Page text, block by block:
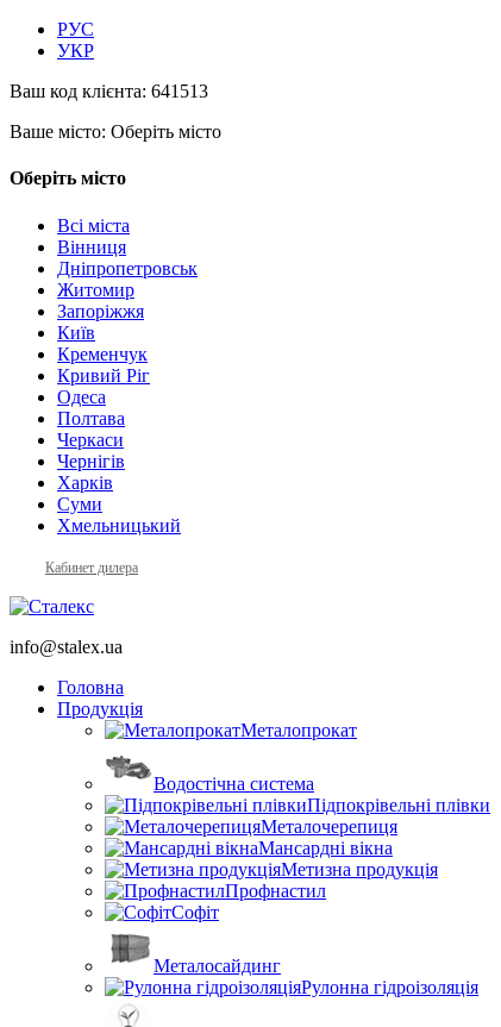
РУС
УКР
Ваш код клієнта: 641513
Ваше місто: Оберіть місто
Оберіть місто
Всі міста
Вінниця
Дніпропетровськ
Житомир
Запоріжжя
Київ
Кременчук
Кривий Ріг
Одеса
Полтава
Черкаси
Чернігів
Харків
Суми
Хмельницький
Кабинет дилера
info@stalex.ua
Головна
Продукція
Металопрокат
Водостічна система
Підпокрівельні плівки
Металочерепиця
Мансардні вікна
Метизна продукція
Профнастил
Софіт
Металосайдинг
Рулонна гідроізоляція